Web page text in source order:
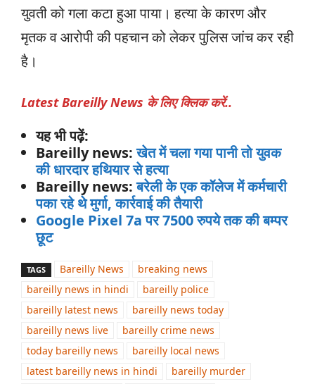
युवती को गला कटा हुआ पाया। हत्या के कारण और
मृतक व आरोपी की पहचान को लेकर पुलिस जांच कर रही
है।
Latest Bareilly News के लिए क्लिक करें..
यह भी पढ़ें:
Bareilly news: खेत में चला गया पानी तो युवक
की धारदार हथियार से हत्या
Bareilly news: बरेली के एक कॉलेज में कर्मचारी
पका रहे थे मुर्गा, कार्रवाई की तैयारी
Google Pixel 7a पर 7500 रुपये तक की बम्पर
छूट
TAGS Bareilly News
breaking news
bareilly news in hindi
bareilly police
bareilly latest news
bareilly news today
bareilly news live
bareilly crime news
today bareilly news
bareilly local news
latest bareilly news in hindi
bareilly murder